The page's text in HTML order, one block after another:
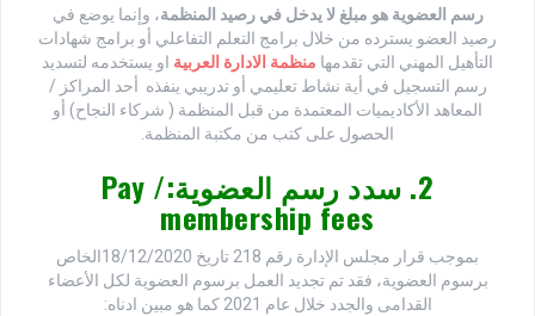
رسم العضوية هو مبلغ لا يدخل في رصيد المنظمة، وإنما يوضع في
رصيد العضو يسترده من خلال برامج التعلم التفاعلي أو برامج شهادات
التأهيل المهني التي تقدمها منظمة الادارة العربيةاو يستخدمه لتسديد
رسم التسجيل في أية نشاط تعليمي أو تدريبي ينفذه أحد المراكز /
المعاهد الأكاديميات المعتمدة من قبل المنظمة ( شركاء النجاح) أو
الحصول على كتب من مكتبة المنظمة.
2. سدد رسم العضوية :/ Pay
membership fees
بموجب قرار مجلس الإدارة رقم 218 تاريخ 18/12/2020الخاص
برسوم العضوية، فقد تم تجديد العمل برسوم العضوية لكل الأعضاء
القدامى والجدد خلال عام 2021 كما هو مبين ادناه: